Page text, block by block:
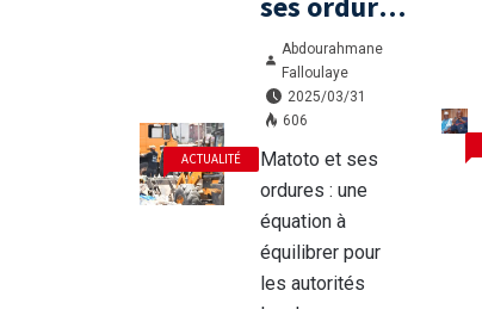
ACTUALITÉ
: une
équation à
équilibrer
pour les
autorités
locales
Abdourahmane
Falloulaye
2025/03/31
606
Matoto et ses
ordures : une
équation à
équilibrer pour
les autorités